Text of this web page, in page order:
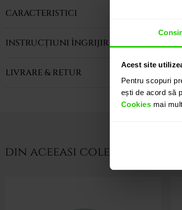
Acest site
Pentru scopuri
ești de acord să
Cookies mai
CARACTERISTICI
INSTRUCȚIUNI ÎNGRIJIRE
LIVRARE & RETUR
din aceeasi colectie